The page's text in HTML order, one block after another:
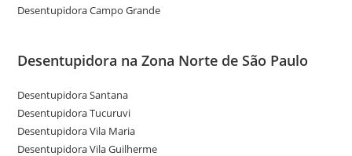
Desentupidora Campo Grande
Desentupidora na Zona Norte de São Paulo
Desentupidora Santana
Desentupidora Tucuruvi
Desentupidora Vila Maria
Desentupidora Vila Guilherme